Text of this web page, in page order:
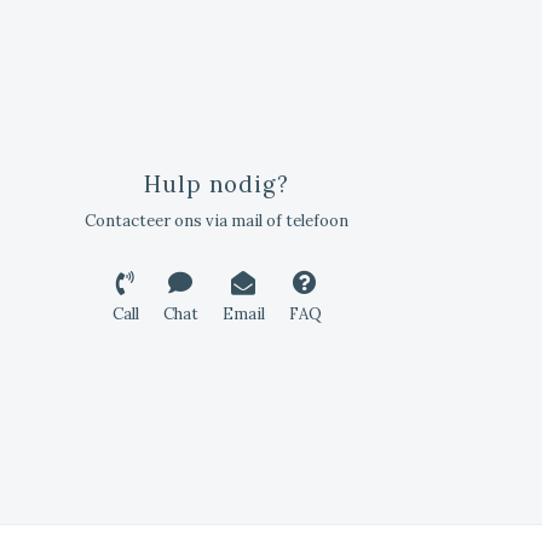
Hulp nodig?
Contacteer ons via mail of telefoon
Call Chat Email FAQ